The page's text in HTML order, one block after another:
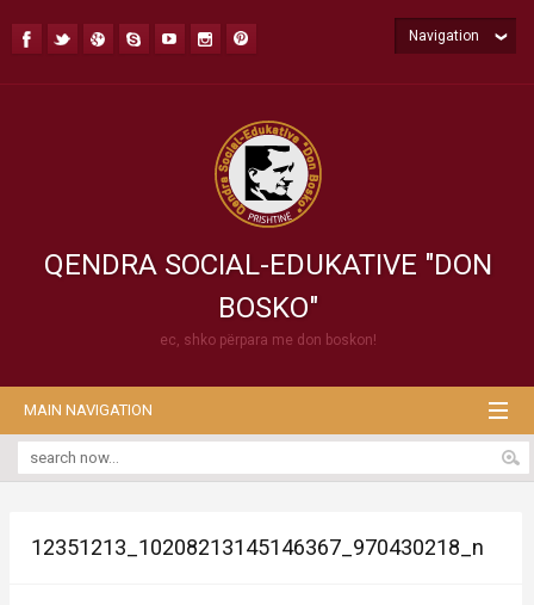
QENDRA SOCIAL-EDUKATIVE "DON
BOSKO"
ec, shko përpara me don boskon!
Navigation
MAIN NAVIGATION
12351213_10208213145146367_970430218_n